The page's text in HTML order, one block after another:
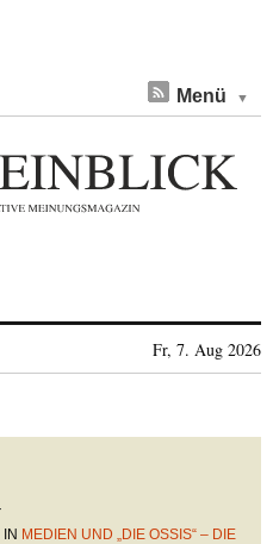
Menü
Fr, 7. Aug 2026
IN MEDIEN UND „DIE OSSIS“ – DIE